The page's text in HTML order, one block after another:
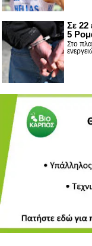
Σε 22
5
Στο